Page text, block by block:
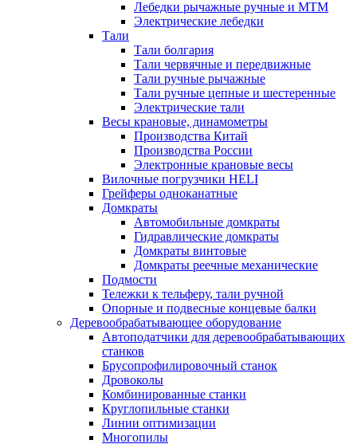
Лебедки рычажные ручные и МТМ
Электрические лебедки
Тали
Тали болгария
Тали червячные и передвижные
Тали ручные рычажные
Тали ручные цепные и шестеренные
Электрические тали
Весы крановые, динамометры
Производства Китай
Производства России
Электронные крановые весы
Вилочные погрузчики HELI
Грейферы одноканатные
Домкраты
Автомобильные домкраты
Гидравлические домкраты
Домкраты винтовые
Домкраты реечные механические
Подмости
Тележки к тельферу, тали ручной
Опорные и подвесные концевые балки
Деревообрабатывающее оборудование
Автоподатчики для деревообрабатывающих
станков
Брусопрофилировочный станок
Дровоколы
Комбинированные станки
Круглопильные станки
Линии оптимизации
Многопилы